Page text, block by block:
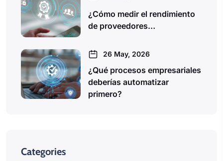
¿Cómo medir el rendimiento
de proveedores…
26 May, 2026
¿Qué procesos empresariales
deberías automatizar
primero?
Categories